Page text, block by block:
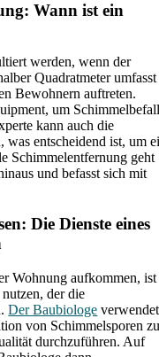
Wann ist ein
werden, wenn der
Quadratmeter umfasst
Bewohnern auftreten.
um
kann auch die
was entscheidend ist, um
Schimmelentfernung geht
und befasst sich mit
Die Dienste eines
Wohnung aufkommen, ist
der die
Der Baubiologe verwendet
von Schimmelsporen
durchzuführen. Auf